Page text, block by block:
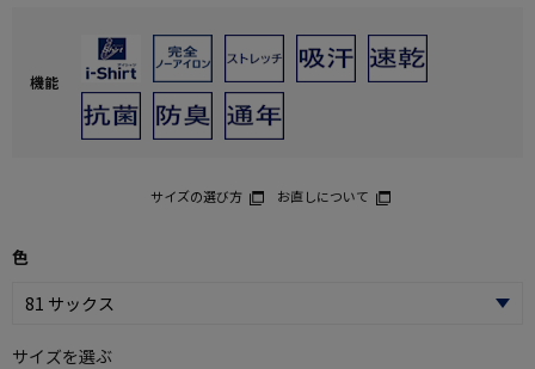
機能
サイズの選び方 お直しについて
色
サイズを選ぶ